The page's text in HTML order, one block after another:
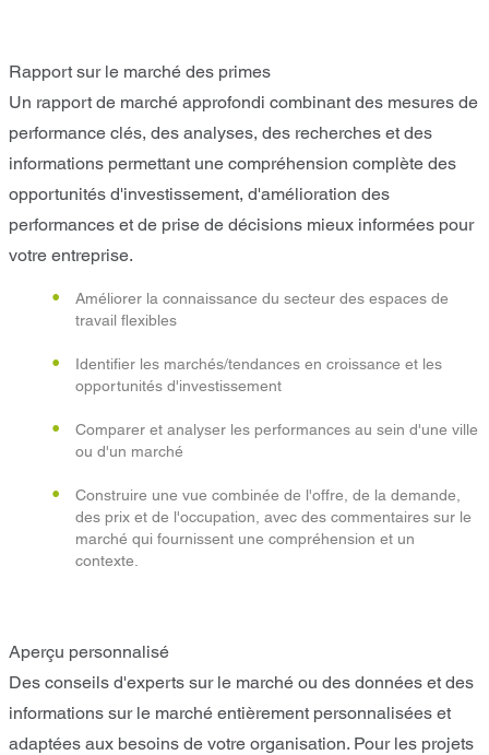
Rapport sur le marché des primes
Un rapport de marché approfondi combinant des mesures de
performance clés, des analyses, des recherches et des
informations permettant une compréhension complète des
opportunités d'investissement, d'amélioration des
performances et de prise de décisions mieux informées pour
votre entreprise.
Améliorer la connaissance du secteur des espaces de
travail flexibles
Identifier les marchés/tendances en croissance et les
opportunités d'investissement
Comparer et analyser les performances au sein d'une ville
ou d'un marché
Construire une vue combinée de l'offre, de la demande,
des prix et de l'occupation, avec des commentaires sur le
marché qui fournissent une compréhension et un
contexte.
Aperçu personnalisé
Des conseils d'experts sur le marché ou des données et des
informations sur le marché entièrement personnalisées et
adaptées aux besoins de votre organisation. Pour les projets